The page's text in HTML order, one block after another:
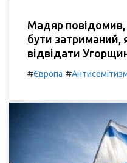
Мадяр
бути затриманий,
відвідати
#Європа #